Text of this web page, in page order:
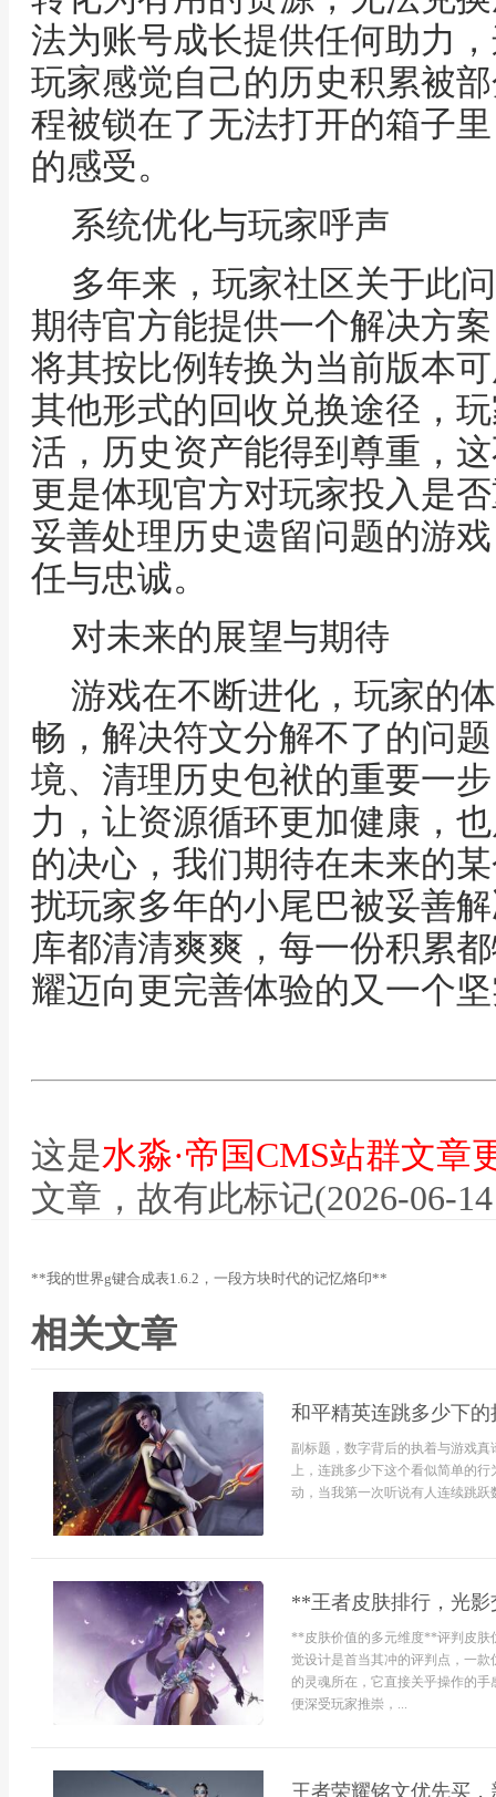
法为账号成长提供任何助力
玩家感觉自己的历史积累被
程被锁在了无法打开的箱子
的感受。
系统优化与玩家呼声
多年来，玩家社区关于此
期待官方能提供一个解决方
将其按比例转换为当前版本
其他形式的回收兑换途径，
活，历史资产能得到尊重，
更是体现官方对玩家投入是
妥善处理历史遗留问题的游
任与忠诚。
对未来的展望与期待
游戏在不断进化，玩家的
畅，解决符文分解不了的问
境、清理历史包袱的重要一
力，让资源循环更加健康，
的决心，我们期待在未来的
扰玩家多年的小尾巴被妥善
库都清清爽爽，每一份积累
耀迈向更完善体验的又一个
这是水淼·帝国CMS站群文章
文章，故有此标记(2026-06-
**我的世界g键合成表1.6.2，一段方块时代的记忆烙印**
相关文章
和平精英连跳多少下
副标题，数字背后的执着与游戏
上，连跳多少下这个看似简单的
动，当我第一次听说有人连续跳
**王者皮肤排行，光
**皮肤价值的多元维度**评判皮肤
觉设计是首当其冲的评判点，一
的灵魂所在，它直接关乎操作的
便深受玩家推崇，...
王者荣耀铭文优先买